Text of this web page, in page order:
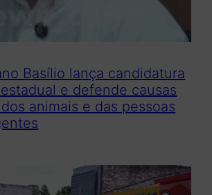
Basílio lança candidatura
e defende causas
animais e das pessoas